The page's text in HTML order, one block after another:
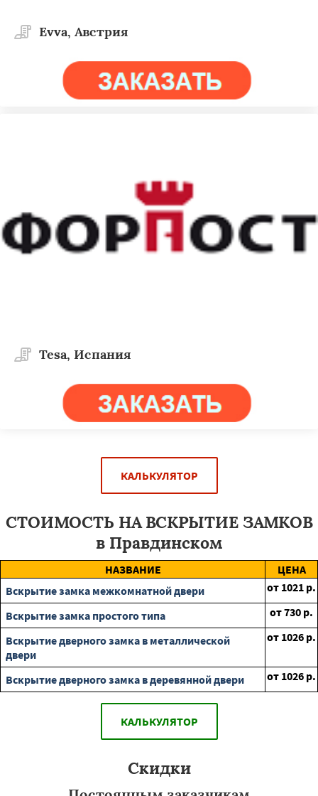
Evva, Австрия
Tesa, Испания
КАЛЬКУЛЯТОР
СТОИМОСТЬ НА ВСКРЫТИЕ ЗАМКОВ
в Правдинском
НАЗВАНИЕ
ЦЕНА
Вскрытие замка межкомнатной двери
от 1021 р.
Вскрытие замка простого типа
от730 р.
Вскрытие дверного замка в металлической
двери
от 1026 р.
Вскрытие дверного замка в деревянной двери от 1026 р.
КАЛЬКУЛЯТОР
Скидки